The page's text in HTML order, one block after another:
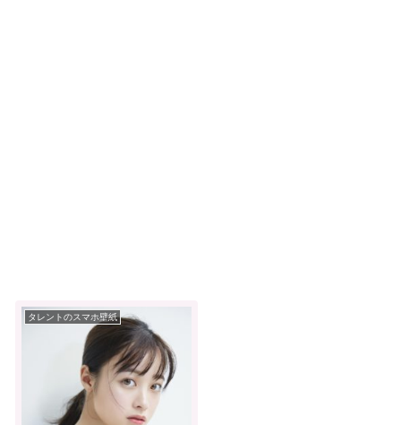
タレントのスマホ壁紙